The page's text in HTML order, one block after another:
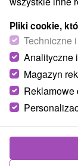
Bachledka
Ten górski
położony jest
pięknym
Pliki cookie,
Techniczne
Analityczne
Magazyn
Reklamowe